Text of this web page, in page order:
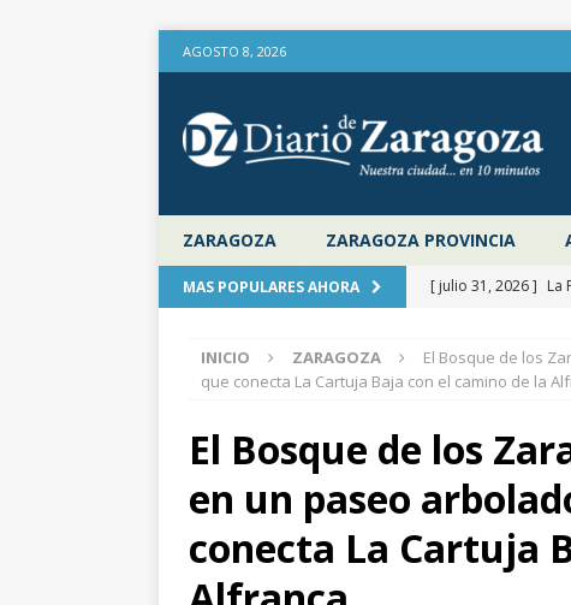
AGOSTO 8, 2026
ZARAGOZA ZARAGOZA PROVINCIA
MAS POPULARES AHORA [ julio 31, 2026 ] La
vehículos
provincia de
aire libre en el
[ julio 31, 2026 ]
la Diputación de
INICIO ZARAGOZA
El Bosque de los
que conecta La Cartuja Baja con el camino de la
El Bosque de los
en un paseo
conecta La Cartuja